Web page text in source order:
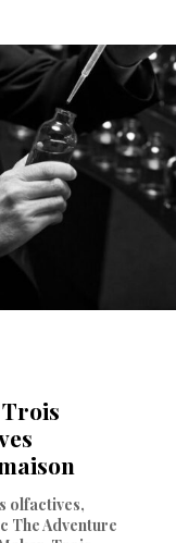
olfactives,
The Adventure